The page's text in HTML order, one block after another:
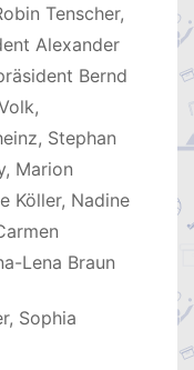
Tenscher,
Alexander
Bernd
Stephan
Marion
Köller, Nadine
Lena Braun
Sophia